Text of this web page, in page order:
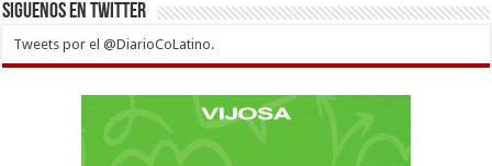
Siguenos en twitter
Tweets por el @DiarioCoLatino.